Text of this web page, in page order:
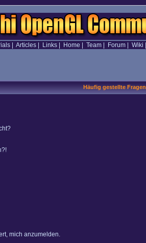
| Articles| Links| Home Team| Forum| Wiki
Häufig gestellte Fragen
mich anzumelden.